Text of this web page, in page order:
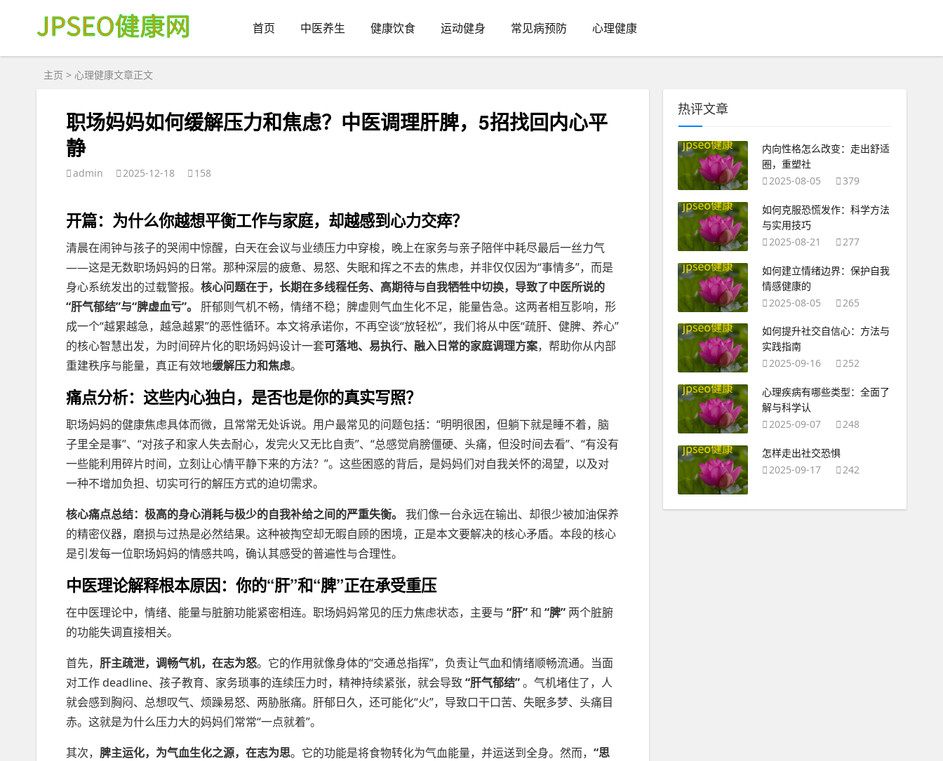
首页 中医养生 健康饮食 运动健身 常见病预防 心理健康
主页 > 心理健康文章正文
职场妈妈如何缓解压力和焦虑？中医调理肝脾，5招找回内心平
静
admin 2025-12-18 158
开篇：为什么你越想平衡工作与家庭，却越感到心力交瘁？
清晨在闹钟与孩子的哭闹中惊醒，白天在会议与业绩压力中穿梭，晚上在家务与亲子陪伴中耗尽最后一丝力气
——这是无数职场妈妈的日常。那种深层的疲惫、易怒、失眠和挥之不去的焦虑，并非仅仅因为“事情多”，而是
身心系统发出的过载警报。 核心问题在于，长期在多线程任务、高期待与自我牺牲中切换，导致了中医所说的
“肝气郁结”与“脾虚血亏”。
肝郁则气机不畅，情绪不稳；脾虚则气血生化不足，能量告急。这两者相互影响，形
成一个“越累越急，越急越累”的恶性循环。本文将承诺你，不再空谈“放轻松”，我们将从中医“疏肝、健脾、养心”
的核心智慧出发，为时间碎片化的职场妈妈设计一套可落地、易执行、融入日常的家庭调理方案，帮助你从内部
重建秩序与能量，真正有效地缓解压力和焦虑。
痛点分析：这些内心独白，是否也是你的真实写照？
职场妈妈的健康焦虑具体而微，且常常无处诉说。用户最常见的问题包括：“明明很困，但躺下就是睡不着，脑
子里全是事”、“对孩子和家人失去耐心，发完火又无比自责”、“总感觉肩膀僵硬、头痛，但没时间去看”、“有没有
一些能利用碎片时间，立刻让心情平静下来的方法？”。这些困惑的背后，是妈妈们对自我关怀的渴望，以及对
一种不增加负担、切实可行的解压方式的迫切需求。
核心痛点总结：极高的身心消耗与极少的自我补给之间的严重失衡。 我们像一台永远在输出、却很少被加油保养
的精密仪器，磨损与过热是必然结果。这种被掏空却无暇自顾的困境，正是本文要解决的核心矛盾。本段的核心
是引发每一位职场妈妈的情感共鸣，确认其感受的普遍性与合理性。
中医理论解释根本原因：你的“肝”和“脾”正在承受重压
在中医理论中，情绪、能量与脏腑功能紧密相连。职场妈妈常见的压力焦虑状态，主要与 “肝”和 “脾” 两个脏腑
的功能失调直接相关。
首先， 肝主疏泄，调畅气机，在志为怒。它的作用就像身体的“交通总指挥”，负责让气血和情绪顺畅流通。当面
对工作 deadline、孩子教育、家务琐事的连续压力时，精神持续紧张，就会导致“肝气郁结”。气机堵住了，人
就会感到胸闷、总想叹气、烦躁易怒、两胁胀痛。肝郁日久，还可能化“火”，导致口干口苦、失眠多梦、头痛目
赤。这就是为什么压力大的妈妈们常常“一点就着”。
其次， 脾主运化，为气血生化之源，在志为思。它的功能是将食物转化为气血能量，并运送到全身。然而， “思
热评文章
内向性格怎么改变：走出舒适
圈，重塑社
2025-08-05
379
如何克服恐慌发作：科学方法
与实用技巧
2025-08-21
277
如何建立情绪边界：保护自我
情感健康的
2025-08-05
265
如何提升社交自信心：方法与
实践指南
2025-09-16
252
心理疾病有哪些类型：全面了
解与科学认
2025-09-07
248
怎样走出社交恐惧
2025-09-17
242